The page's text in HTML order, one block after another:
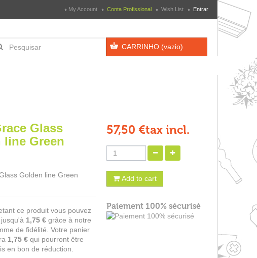
My Account Conta Profissional Wish List Entrar
CARRINHO (vazio)
Glass
line Green
Golden line Green
ce produit vous pouvez
1,75 € grâce à notre
de fidélité. Votre panier
1,75 € qui pourront être
en bon de réduction.
57,50 €tax incl.
Add to cart
Paiement 100% sécurisé